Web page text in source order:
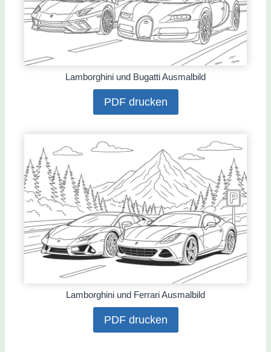
Lamborghini und Bugatti Ausmalbild
PDF drucken
Lamborghini und Ferrari Ausmalbild
PDF drucken